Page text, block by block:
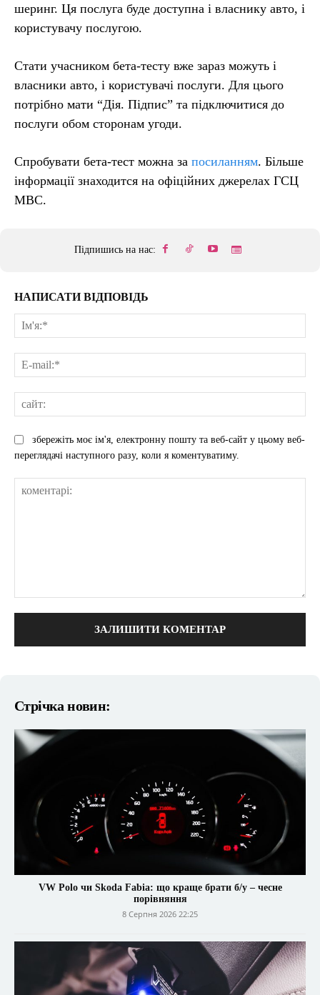
шеринг. Ця послуга буде доступна і власнику авто, і
користувачу послугою.
Стати учасником бета-тесту вже зараз можуть і
власники авто, і користувачі послуги. Для цього
потрібно мати “Дія. Підпис” та підключитися до
послуги обом сторонам угоди.
Спробувати бета-тест можна за посиланням. Більше
інформації знаходится на офіційних джерелах ГСЦ
МВС.
Підпишись на нас:
НАПИСАТИ ВІДПОВІДЬ
збережіть моє ім'я, електронну пошту та веб-сайт у цьому веб-
переглядачі наступного разу, коли я коментуватиму.
Стрічка новин:
VW Polo чи Skoda Fabia: що краще брати б/у – чесне
порівняння
8 Серпня 2026 22:25